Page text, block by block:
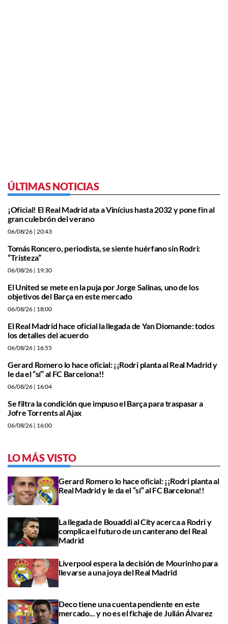
ÚLTIMAS NOTICIAS
¡Oficial! El Real Madrid ata a Vinícius hasta 2032 y pone fin al
gran culebrón del verano
06/08/26 | 20:43
Tomás Roncero, periodista, se siente huérfano sin Rodri:
“Tristeza”
06/08/26 | 19:30
El United se mete en la puja por Jorge Salinas, uno de los
objetivos del Barça en este mercado
06/08/26 | 18:00
El Real Madrid hace oficial la llegada de Yan Diomande: todos
los detalles del acuerdo
06/08/26 | 16:55
Gerard Romero lo hace oficial: ¡¡Rodri planta al Real Madrid y
le da el “sí” al FC Barcelona!!
06/08/26 | 16:04
Se filtra la condición que impuso el Barça para traspasar a
Jofre Torrents al Ajax
06/08/26 | 16:00
LO MÁS VISTO
Gerard Romero lo hace oficial: ¡¡Rodri planta al
Real Madrid y le da el “sí” al FC Barcelona!!
La llegada de Bouaddi al City acerca a Rodri y
complica el futuro de un canterano del Real
Madrid
Liverpool espera la decisión de Mourinho para
llevarse a una joya del Real Madrid
Deco tiene una cuenta pendiente en este
mercado... y no es el fichaje de Julián Álvarez